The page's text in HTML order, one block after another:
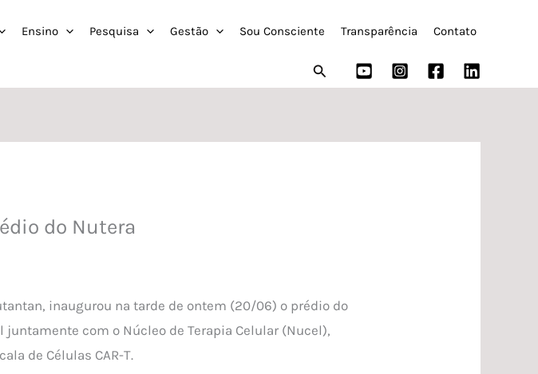
Ensino Pesquisa Gestão Sou Consciente Transparência Contato
Pesquisar
do Nutera
inaugurou na tarde de ontem (20/06) o prédio do
juntamente com o Núcleo de Terapia Celular (Nucel),
de Células CAR-T.